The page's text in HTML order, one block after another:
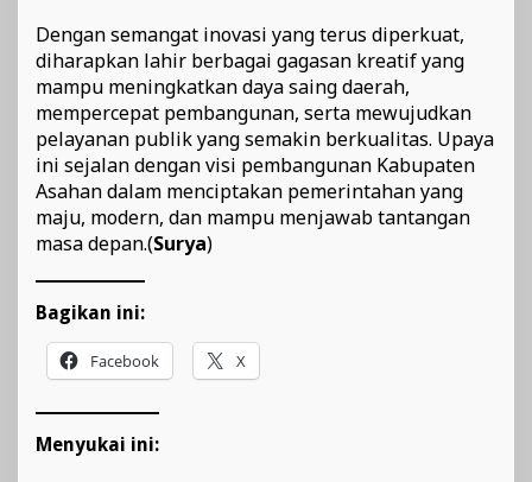
Dengan semangat inovasi yang terus diperkuat,
diharapkan lahir berbagai gagasan kreatif yang
mampu meningkatkan daya saing daerah,
mempercepat pembangunan, serta mewujudkan
pelayanan publik yang semakin berkualitas. Upaya
ini sejalan dengan visi pembangunan Kabupaten
Asahan dalam menciptakan pemerintahan yang
maju, modern, dan mampu menjawab tantangan
masa depan.(Surya)
Bagikan ini:
Facebook X
Menyukai ini: